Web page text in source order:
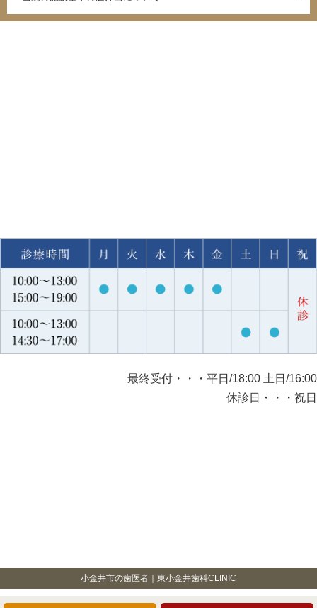
最終受付・・・平日/18:00 土日/16:00
休診日・・・祝日
小金井市の歯医者｜東小金井歯科CLINIC